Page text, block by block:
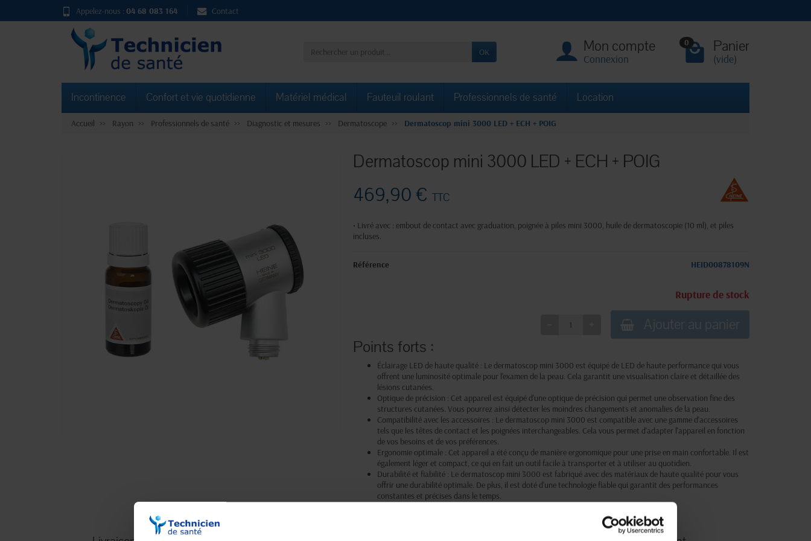
Appelez-nous : 04 68 083 164 Contact
OK Mon compte
Connexion
0 Panier
(vide)
Incontinence Confort et vie quotidienne Matériel médical Fauteuil roulant Professionnels de santé Location
Accueil Rayon Professionnels de santé Diagnostic et mesures Dermatoscope Dermatoscop mini 3000 LED + ECH + POIG
Dermatoscop mini 3000 LED + ECH + POIG
469,90 €TTC
• Livré avec : embout de contact avec graduation, poignée à piles mini 3000, huile de dermatoscopie (10 ml), et piles
incluses.
Référence HEID00878109N
Rupture de stock
Ajouter au panier
Points forts :
Éclairage LED de haute qualité : Le dermatoscop mini 3000 est équipé de LED de haute performance qui vous
offrent une luminosité optimale pour l'examen de la peau. Cela garantit une visualisation claire et détaillée des
lésions cutanées.
Optique de précision : Cet appareil est équipé d'une optique de précision qui permet une observation fine des
structures cutanées. Vous pourrez ainsi détecter les moindres changements et anomalies de la peau.
Compatibilité avec les accessoires : Le dermatoscop mini 3000 est compatible avec une gamme d'accessoires
tels que les têtes de contact et les poignées interchangeables. Cela vous permet d'adapter l'appareil en fonction
de vos besoins et de vos préférences.
Ergonomie optimale : Cet appareil a été conçu de manière ergonomique pour une prise en main confortable. Il est
également léger et compact, ce qui en fait un outil facile à transporter et à utiliser au quotidien.
Durabilité et fiabilité : Le dermatoscop mini 3000 est fabriqué avec des matériaux de haute qualité pour vous
offrir une durabilité optimale. De plus, il est doté d'une technologie fiable qui garantit des performances
constantes et précises dans le temps.